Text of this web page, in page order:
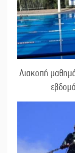
Διακοπή